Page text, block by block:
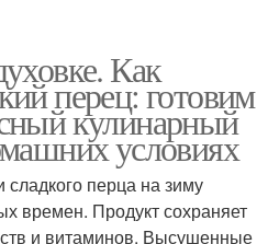
Как
перец: готовим
кулинарный
условиях
сладкого перца на зиму
времен. Продукт сохраняет
и витаминов. Высушенные